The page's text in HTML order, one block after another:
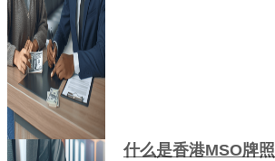
什么是香港MSO牌照